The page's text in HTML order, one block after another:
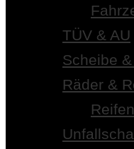
TÜV & AU
Scheibe
Räder &